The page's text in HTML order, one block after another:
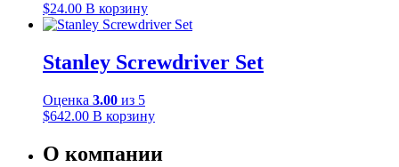
$24.00 В корзину
Stanley Screwdriver Set
Оценка 3.00 из 5
$642.00 В корзину
О компании